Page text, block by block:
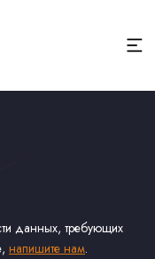
данных, требующих
напишите нам.